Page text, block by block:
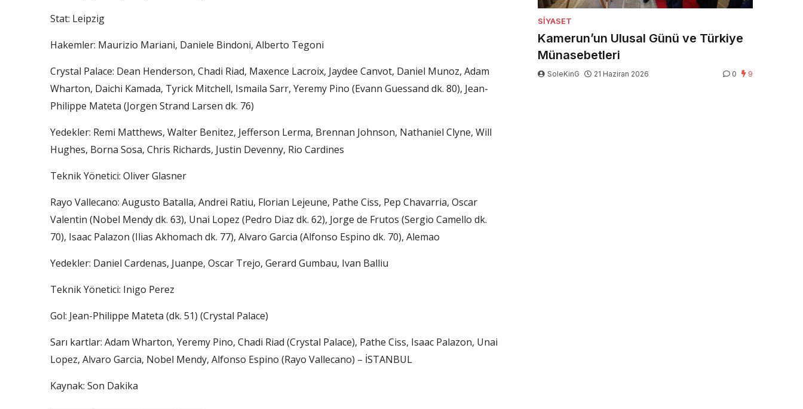
Stat: Leipzig
Hakemler: Maurizio Mariani, Daniele Bindoni, Alberto Tegoni
Crystal Palace: Dean Henderson, Chadi Riad, Maxence Lacroix, Jaydee Canvot, Daniel Munoz, Adam
Wharton, Daichi Kamada, Tyrick Mitchell, Ismaila Sarr, Yeremy Pino (Evann Guessand dk. 80), Jean-
Philippe Mateta (Jorgen Strand Larsen dk. 76)
Yedekler: Remi Matthews, Walter Benitez, Jefferson Lerma, Brennan Johnson, Nathaniel Clyne, Will
Hughes, Borna Sosa, Chris Richards, Justin Devenny, Rio Cardines
Teknik Yönetici: Oliver Glasner
Rayo Vallecano: Augusto Batalla, Andrei Ratiu, Florian Lejeune, Pathe Ciss, Pep Chavarria, Oscar
Valentin (Nobel Mendy dk. 63), Unai Lopez (Pedro Diaz dk. 62), Jorge de Frutos (Sergio Camello dk.
70), Isaac Palazon (Ilias Akhomach dk. 77), Alvaro Garcia (Alfonso Espino dk. 70), Alemao
Yedekler: Daniel Cardenas, Juanpe, Oscar Trejo, Gerard Gumbau, Ivan Balliu
Teknik Yönetici: Inigo Perez
Gol: Jean-Philippe Mateta (dk. 51) (Crystal Palace)
Sarı kartlar: Adam Wharton, Yeremy Pino, Chadi Riad (Crystal Palace), Pathe Ciss, Isaac Palazon, Unai
Lopez, Alvaro Garcia, Nobel Mendy, Alfonso Espino (Rayo Vallecano) – İSTANBUL
Kaynak: Son Dakika
SIYASET
Kamerun’un Ulusal Günü ve Türkiye
Münasebetleri
SoleKinG 21 Haziran 2026 0 9